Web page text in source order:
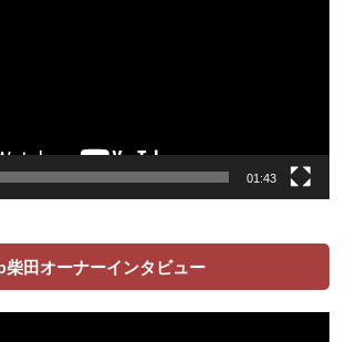
01:43
田オーナーインタビュー